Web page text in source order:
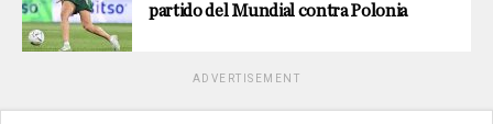
partido del Mundial contra Polonia
ADVERTISEMENT